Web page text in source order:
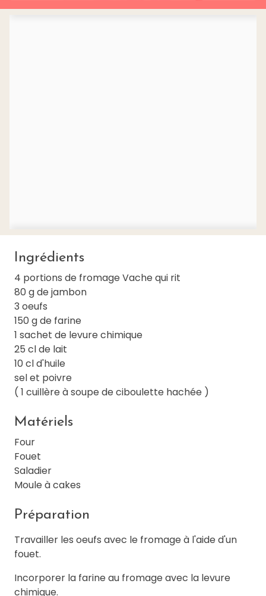
Ingrédients
4 portions de fromage Vache qui rit
80 g de jambon
3 oeufs
150 g de farine
1 sachet de levure chimique
25 cl de lait
10 cl d'huile
sel et poivre
( 1 cuillère à soupe de ciboulette hachée )
Matériels
Four
Fouet
Saladier
Moule à cakes
Préparation
Travailler les oeufs avec le fromage à l'aide d'un
fouet.
Incorporer la farine au fromage avec la levure
chimique.